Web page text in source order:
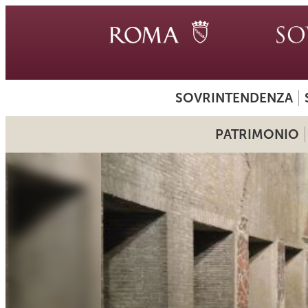
SOVRINTENDENZA
PATRIMONIO